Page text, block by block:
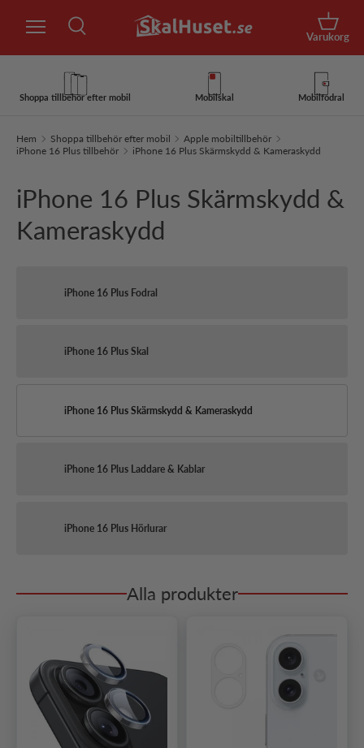
Hoppa till innehåll
Sök
Korg
Varukorg
Shoppa tillbehör efter mobil Mobilskal Mobilfodral
Hem Shoppa tillbehör efter mobil
Apple mobiltillbehör
iPhone 16 Plus tillbehör
iPhone 16 Plus Skärmskydd & Kameraskydd
iPhone 16 Plus Skärmskydd &
Kameraskydd
iPhone 16 Plus Fodral
iPhone 16 Plus Skal
iPhone 16 Plus Skärmskydd & Kameraskydd
iPhone 16 Plus Laddare & Kablar
iPhone 16 Plus Hörlurar
Alla produkter